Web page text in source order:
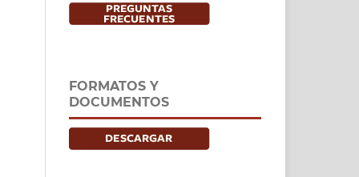
FORMATOS Y
DOCUMENTOS